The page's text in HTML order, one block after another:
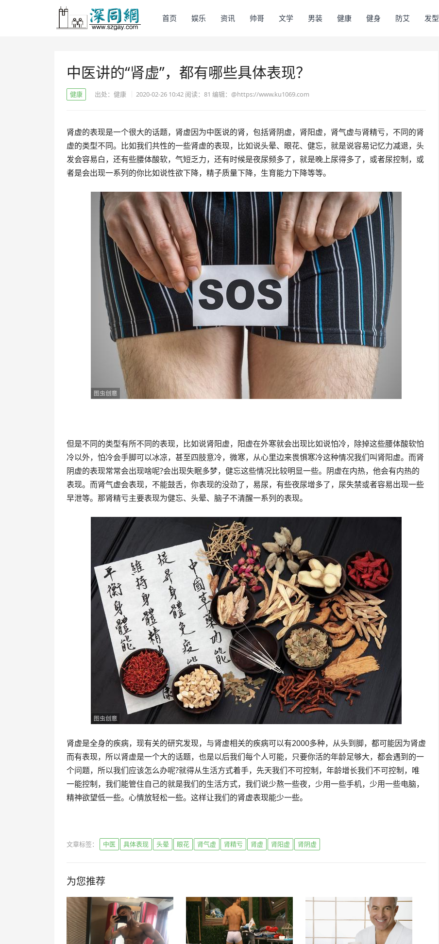
首页 娱乐 资讯 帅哥 文学 男装 健康 健身 防艾 发型
中医讲的“肾虚”，都有哪些具体表现？
健康 出处：健康 2020-02-26 10:42 阅读： 81 编辑： @https://www.ku1069.com
肾虚的表现是一个很大的话题，肾虚因为中医说的肾，包括肾阴虚，肾阳虚，肾气虚与肾精亏，不同的肾
虚的类型不同。比如我们共性的一些肾虚的表现，比如说头晕、眼花、健忘，就是说容易记忆力减退，头
发会容易白，还有些腰体酸软，气短乏力，还有时候是夜尿频多了，就是晚上尿得多了，或者尿控制，或
者是会出现一系列的你比如说性欲下降，精子质量下降，生育能力下降等等。
但是不同的类型有所不同的表现，比如说肾阳虚，阳虚在外寒就会出现比如说怕冷，除掉这些腰体酸软怕
冷以外，怕冷会手脚可以冰凉，甚至四肢意冷，微寒，从心里边来畏惧寒冷这种情况我们叫肾阳虚。而肾
阴虚的表现常常会出现啥呢?会出现失眠多梦，健忘这些情况比较明显一些。阴虚在内热，他会有内热的
表现。而肾气虚会表现，不能鼓舌，你表现的没劲了，易尿，有些夜尿增多了，尿失禁或者容易出现一些
早泄等。那肾精亏主要表现为健忘、头晕、脑子不清醒一系列的表现。
肾虚是全身的疾病，现有关的研究发现，与肾虚相关的疾病可以有2000多种，从头到脚，都可能因为肾虚
而有表现，所以肾虚是一个大的话题，也是以后我们每个人可能，只要你活的年龄足够大，都会遇到的一
个问题，所以我们应该怎么办呢?就得从生活方式着手，先天我们不可控制，年龄增长我们不可控制，唯
一能控制，我们能管住自己的就是我们的生活方式，我们说少熬一些夜，少用一些手机，少用一些电脑，
精神欲望低一些。心情放轻松一些。这样让我们的肾虚表现能少一些。
文章标签： 中医 具体表现 头晕 眼花 肾气虚 肾精亏 肾虚 肾阳虚 肾阴虚
为您推荐